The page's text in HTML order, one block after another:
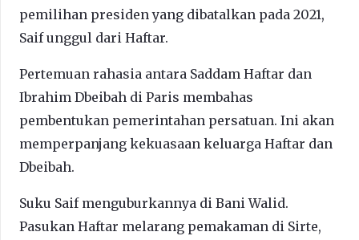
pemilihan presiden yang dibatalkan pada 2021,
Saif unggul dari Haftar.
Pertemuan rahasia antara Saddam Haftar dan
Ibrahim Dbeibah di Paris membahas
pembentukan pemerintahan persatuan. Ini akan
memperpanjang kekuasaan keluarga Haftar dan
Dbeibah.
Suku Saif menguburkannya di Bani Walid.
Pasukan Haftar melarang pemakaman di Sirte,